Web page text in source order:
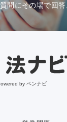
問にその場で回答
by ベンナビ